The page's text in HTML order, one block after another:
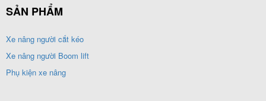
SẢN PHẨM
Xe nâng người cắt kéo
Xe nâng người Boom lift
Phụ kiện xe nâng